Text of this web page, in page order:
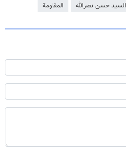
السيد حسن نصرالله المقاومة